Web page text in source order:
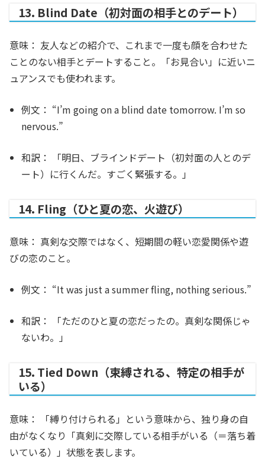
13. Blind Date（初対面の相手とのデート）
意味： 友人などの紹介で、これまで一度も顔を合わせた
ことのない相手とデートすること。「お見合い」に近いニ
ュアンスでも使われます。
例文： “I’m going on a blind date tomorrow. I’m so
nervous.”
和訳：
「明日、ブラインドデート（初対面の人とのデ
ート）に行くんだ。すごく緊張する。」
14. Fling（ひと夏の恋、火遊び）
意味： 真剣な交際ではなく、短期間の軽い恋愛関係や遊
びの恋のこと。
例文： “It was just a summerfling, nothing serious.”
和訳：
「ただのひと夏の恋だったの。真剣な関係じゃ
ないわ。」
15. Tied Down（束縛される、特定の相手が
いる）
意味：
「縛り付けられる」という意味から、独り身の自
由がなくなり「真剣に交際している相手がいる（＝落ち着
いている）」状態を表します。